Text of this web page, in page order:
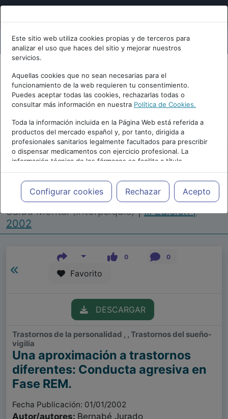
Este sitio web utiliza cookies propias y de terceros para
analizar el uso que haces del sitio y mejorar nuestros
servicios.
Aquellas cookies que no sean necesarias para el
funcionamiento de la web requieren tu consentimiento.
Puedes aceptar todas las cookies, rechazarlas todas o
consultar más información en nuestra Política de Cookies.
Toda la información incluida en la Página Web está referida a
productos del mercado español y, por tanto, dirigida a
profesionales sanitarios legalmente facultados para prescribir
o dispensar medicamentos con ejercicio profesional. La
información técnica de los fármacos se facilita a título
meramente informativo, siendo responsabilidad de los
profesionales facultados prescribir medicamentos y decidir, en
cada caso concreto, el tratamiento más adecuado a las
necesidades del paciente.
Configurar cookies Rechazar Acepto
Repositorio de Artículos |Congreso Virtual
Internacional de Psiquiatría, Psicología y
Salud Mental (Interpsiquis)|III Edición |
2002
0 0
Favorito
DESCARGAR
Trastornos de la personalidad , , Trastornos del sueño-
vigilia
Una aproximación a trastornos
diferentes: Conducta agresiva en
Fase REM.
Fecha Publicación: 01/01/2002
Autor/autores: Bernabé Jurado